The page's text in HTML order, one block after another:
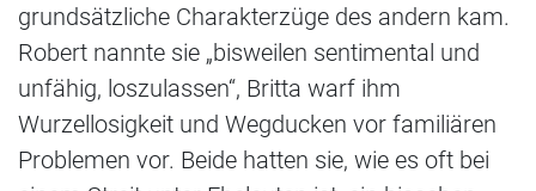
grundsätzliche Charakterzüge des andern kam.
Robert nannte sie „bisweilen sentimental und
unfähig, loszulassen“, Britta warf ihm
Wurzellosigkeit und Wegducken vor familiären
Problemen vor. Beide hatten sie, wie es oft bei